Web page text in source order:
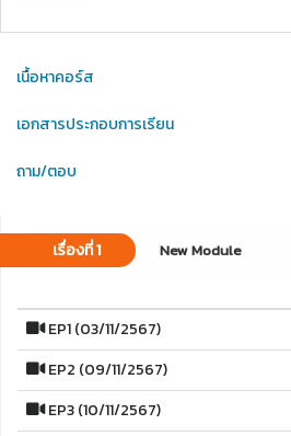
เนื้อหาคอร์ส
เอกสารประกอบการเรียน
ถาม/ตอบ
เรื่องที่ 1 New Module
EP1 (03/11/2567)
EP2 (09/11/2567)
EP3 (10/11/2567)